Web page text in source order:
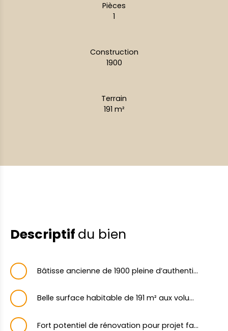
Pièces
1
Construction
1900
Terrain
191 m²
Descriptif du bien
Bâtisse ancienne de 1900 pleine d’authenticité et de cachet
Belle surface habitable de 191 m² aux volumes généreux
Fort potentiel de rénovation pour projet familial ou investissement